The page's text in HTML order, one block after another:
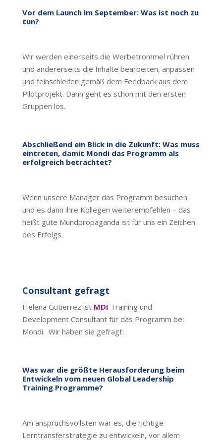
Vor dem Launch im September: Was ist noch zu
tun?
Wir werden einerseits die Werbetrommel rühren
und andererseits die Inhalte bearbeiten, anpassen
und feinschleifen gemäß dem Feedback aus dem
Pilotprojekt. Dann geht es schon mit den ersten
Gruppen los.
Abschließend ein Blick in die Zukunft: Was muss
eintreten, damit Mondi das Programm als
erfolgreich betrachtet?
Wenn unsere Manager das Programm besuchen
und es dann ihre Kollegen weiterempfehlen – das
heißt gute Mundpropaganda ist für uns ein Zeichen
des Erfolgs.
Consultant gefragt
Helena Gutierrez ist MDI Training und
Development Consultant für das Programm bei
Mondi. Wir haben sie gefragt:
Was war die größte Herausforderung beim
Entwickeln vom neuen Global Leadership
Training Programme?
Am anspruchsvollsten war es, die richtige
Lerntransferstrategie zu entwickeln, vor allem